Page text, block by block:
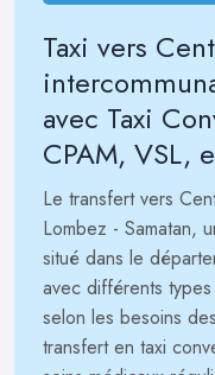
Taxi vers
avec Taxi
CPAM, VSL,
Le transfert vers
Lombez - Samatan,
situé dans le
avec différents
selon les besoins
transfert en taxi